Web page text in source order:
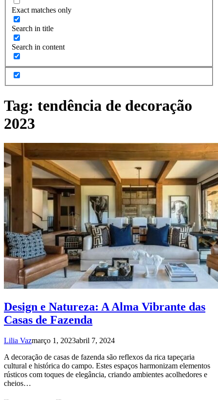
Exact matches only
Search in title
Search in content
Tag: tendência de decoração
2023
Design e Natureza: A Alma Vibrante das
Casas de Fazenda
Lilia Vazmarço 1, 2023abril 7, 2024
A decoração de casas de fazenda são reflexos da rica tapeçaria
cultural e histórica do campo. Estes espaços harmonizam elementos
rústicos com toques de elegância, criando ambientes acolhedores e
cheios…